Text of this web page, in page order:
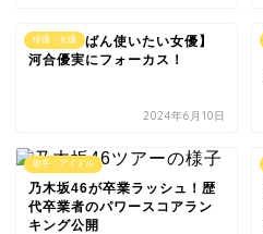
俳優・女優
【今いちばん使いたい女優】
河合優実にフォーカス！
2024年6月10日
歌手・アイドル
乃木坂46が卒業ラッシュ！歴
代卒業者のパワースコアラン
キング公開